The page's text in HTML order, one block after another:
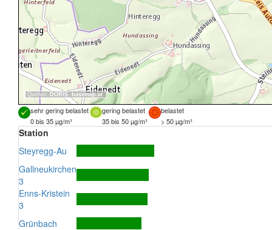
Quellen: DORIS, basemap.at
sehr gering belastet gering belastet
belastet
0 bis 35 µg/m³
35 bis 50 µg/m³ > 50 µg/m³
Station
Steyregg-Au
Gallneukirchen
3
Enns-Kristein
3
Grünbach